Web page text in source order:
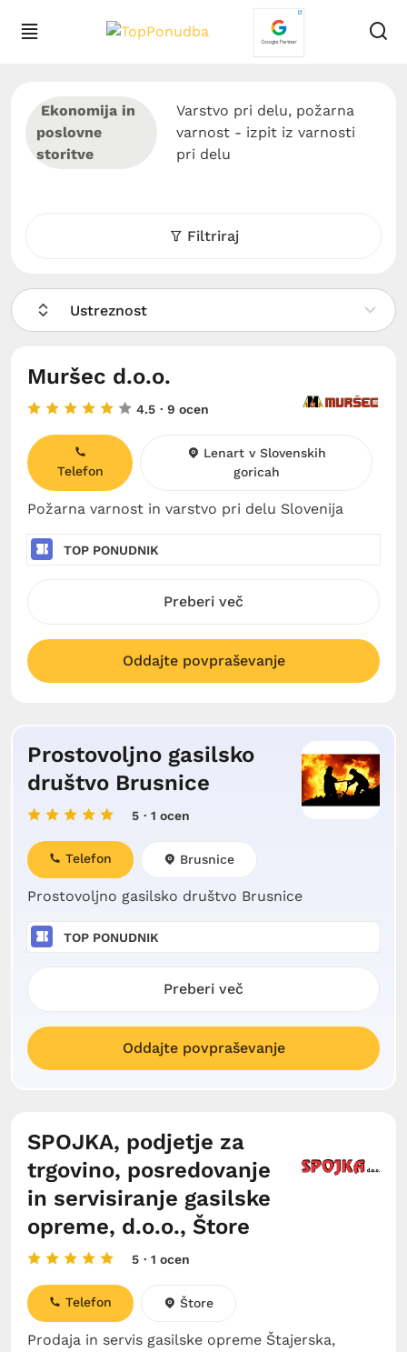
Ekonomija in
poslovne
storitve
Varstvo pri delu, požarna
varnost - izpit iz varnosti
pri delu
Filtriraj
Ustreznost
Muršec d.o.o.
4.5 · 9 ocen
Požarna varnost in varstvo pri delu Slovenija
Telefon
Lenart v Slovenskih
goricah
TOP PONUDNIK
Preberi več
Oddajte povpraševanje
Prostovoljno gasilsko
društvo Brusnice
5 · 1 ocen
Prostovoljno gasilsko društvo Brusnice
Telefon Brusnice
TOP PONUDNIK
Preberi več
Oddajte povpraševanje
SPOJKA, podjetje za
trgovino, posredovanje
in servisiranje gasilske
opreme, d.o.o., Štore
5 · 1 ocen
Prodaja in servis gasilske opreme Štajerska,
Telefon Štore